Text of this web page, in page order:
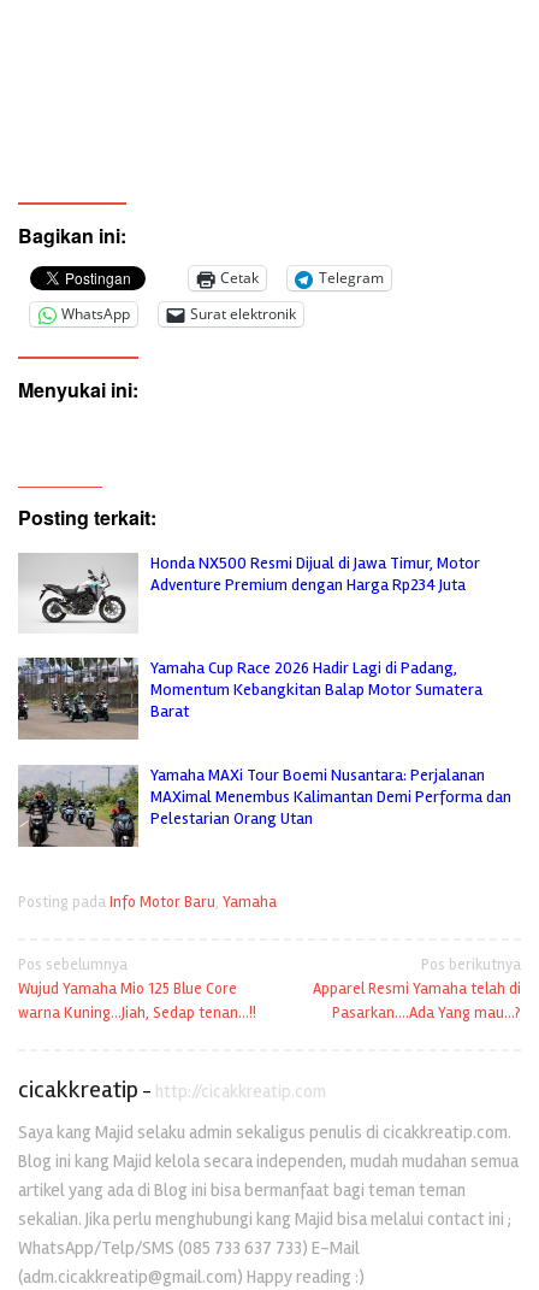
Bagikan ini:
Cetak
Telegram
WhatsApp
Surat elektronik
Menyukai ini:
Posting terkait:
Honda NX500 Resmi Dijual di Jawa Timur, Motor
Adventure Premium dengan Harga Rp234 Juta
Yamaha Cup Race 2026 Hadir Lagi di Padang,
Momentum Kebangkitan Balap Motor Sumatera
Barat
Yamaha MAXi Tour Boemi Nusantara: Perjalanan
MAXimal Menembus Kalimantan Demi Performa dan
Pelestarian Orang Utan
Posting padaInfo Motor Baru, Yamaha
Navigasi
pos
Pos sebelumnya
Wujud Yamaha Mio 125 Blue Core
warna Kuning…Jiah, Sedap tenan…!!
Pos berikutnya
Apparel Resmi Yamaha telah di
Pasarkan….Ada Yang mau…?
cicakkreatip - http://cicakkreatip.com
Saya kang Majid selaku admin sekaligus penulis di cicakkreatip.com.
Blog ini kang Majid kelola secara independen, mudah mudahan semua
artikel yang ada di Blog ini bisa bermanfaat bagi teman teman
sekalian. Jika perlu menghubungi kang Majid bisa melalui contact ini ;
WhatsApp/Telp/SMS (085 733 637 733) E-Mail
(adm.cicakkreatip@gmail.com) Happy reading :)